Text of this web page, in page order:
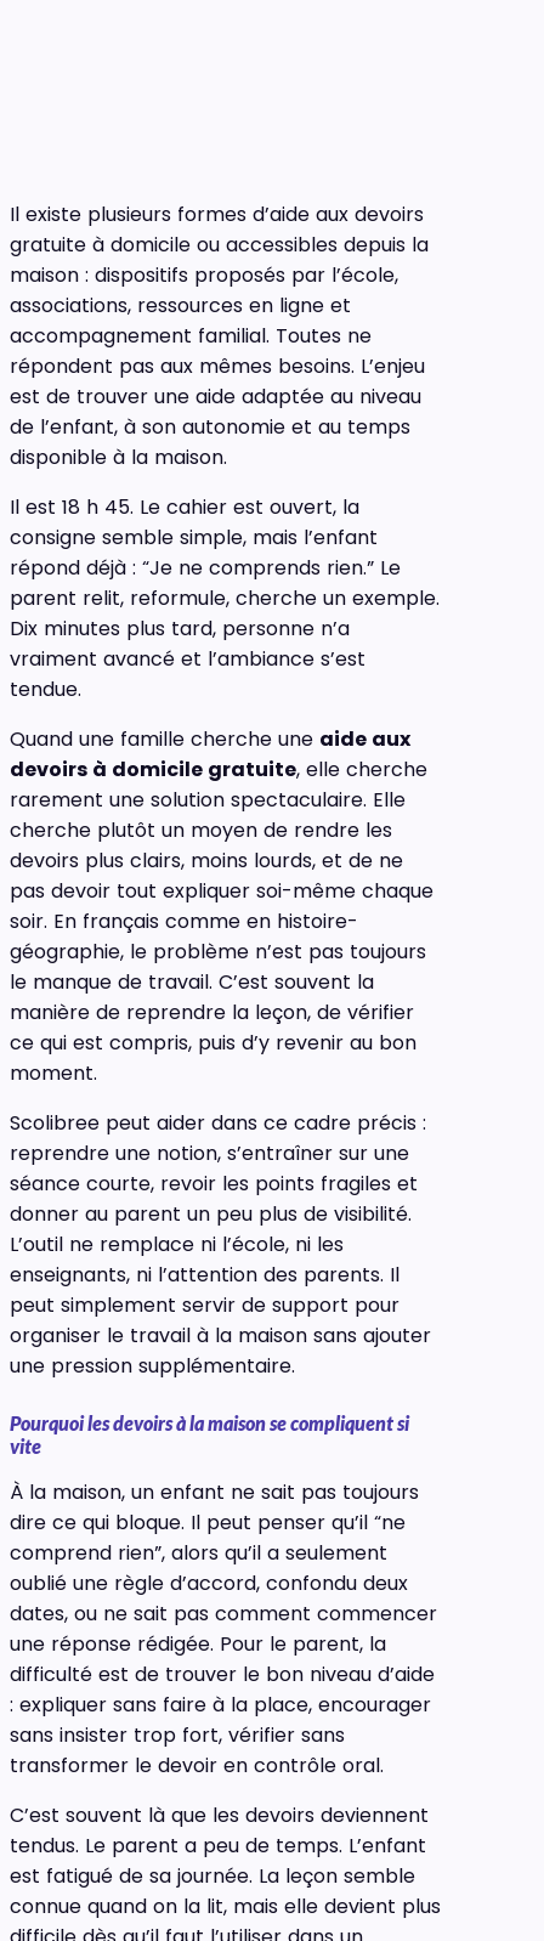
Il existe plusieurs formes d’aide aux devoirs
gratuite à domicile ou accessibles depuis la
maison : dispositifs proposés par l’école,
associations, ressources en ligne et
accompagnement familial. Toutes ne
répondent pas aux mêmes besoins. L’enjeu
est de trouver une aide adaptée au niveau
de l’enfant, à son autonomie et au temps
disponible à la maison.
Il est 18 h 45. Le cahier est ouvert, la
consigne semble simple, mais l’enfant
répond déjà : “Je ne comprends rien.” Le
parent relit, reformule, cherche un exemple.
Dix minutes plus tard, personne n’a
vraiment avancé et l’ambiance s’est
tendue.
Quand une famille cherche une aide aux
devoirs à domicile gratuite, elle cherche
rarement une solution spectaculaire. Elle
cherche plutôt un moyen de rendre les
devoirs plus clairs, moins lourds, et de ne
pas devoir tout expliquer soi-même chaque
soir. En français comme en histoire-
géographie, le problème n’est pas toujours
le manque de travail. C’est souvent la
manière de reprendre la leçon, de vérifier
ce qui est compris, puis d’y revenir au bon
moment.
Scolibree peut aider dans ce cadre précis :
reprendre une notion, s’entraîner sur une
séance courte, revoir les points fragiles et
donner au parent un peu plus de visibilité.
L’outil ne remplace ni l’école, ni les
enseignants, ni l’attention des parents. Il
peut simplement servir de support pour
organiser le travail à la maison sans ajouter
une pression supplémentaire.
Pourquoi les devoirs à la maison se compliquent si
vite
À la maison, un enfant ne sait pas toujours
dire ce qui bloque. Il peut penser qu’il “ne
comprend rien”, alors qu’il a seulement
oublié une règle d’accord, confondu deux
dates, ou ne sait pas comment commencer
une réponse rédigée. Pour le parent, la
difficulté est de trouver le bon niveau d’aide
: expliquer sans faire à la place, encourager
sans insister trop fort, vérifier sans
transformer le devoir en contrôle oral.
C’est souvent là que les devoirs deviennent
tendus. Le parent a peu de temps. L’enfant
est fatigué de sa journée. La leçon semble
connue quand on la lit, mais elle devient plus